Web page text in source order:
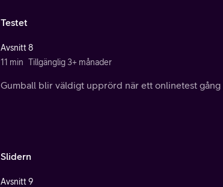
Testet
Avsnitt 8
11 min Tillgänglig 3+ månader
Gumball blir väldigt upprörd när ett onlinetest gång
Slidern
Avsnitt 9